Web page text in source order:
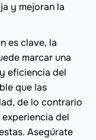
y mejoran la
es clave, la
marcar una
eficiencia del
que las
de lo contrario
del
Asegúrate